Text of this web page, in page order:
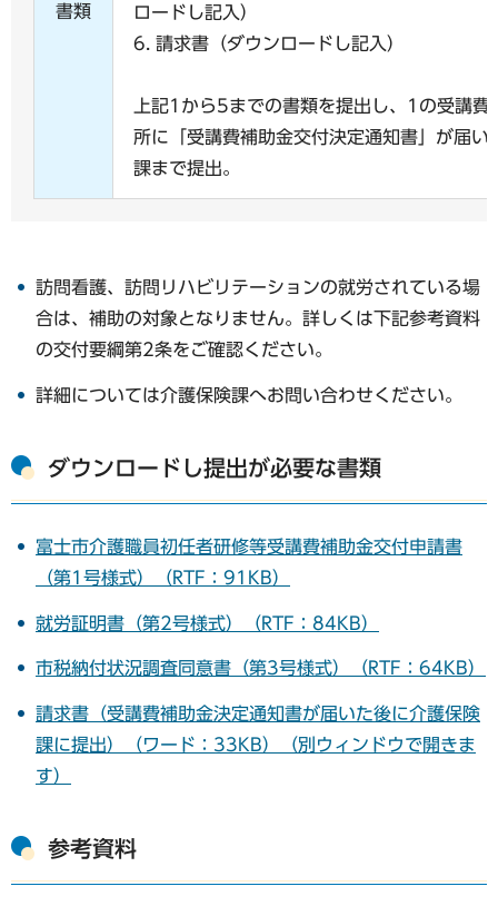
書類
ロードし記入）
6. 請求書（ダウンロードし記入）
上記1から5までの書類を提出し、1の受講
所に「受講費補助金交付決定通知書」が届
課まで提出。
訪問看護、訪問リハビリテーションの就労されている場
合は、補助の対象となりません。詳しくは下記参考資料
の交付要綱第2条をご確認ください。
詳細については介護保険課へお問い合わせください。
ダウンロードし提出が必要な書類
富士市介護職員初任者研修等受講費補助金交付申請書
（第1号様式）（RTF：91KB）
就労証明書（第2号様式）（RTF：84KB）
市税納付状況調査同意書（第3号様式）（RTF：64KB）
請求書（受講費補助金決定通知書が届いた後に介護保険
課に提出）（ワード：33KB）（別ウィンドウで開きま
す）
参考資料